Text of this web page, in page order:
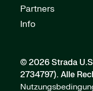
Partners
Info
© 2026 Strada
2734797). Alle